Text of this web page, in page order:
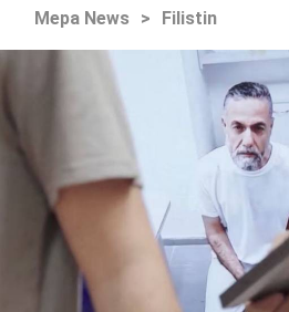
Mepa News > Filistin